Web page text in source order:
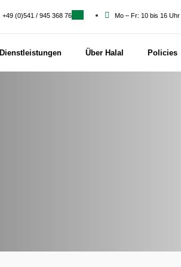
+49 (0)541 / 945 368 76 Mo – Fr: 10 bis 16 Uhr
Dienstleistungen Über Halal Policies